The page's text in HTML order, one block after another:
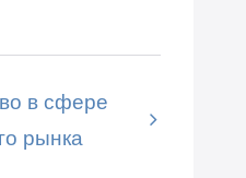
в сфере
рынка